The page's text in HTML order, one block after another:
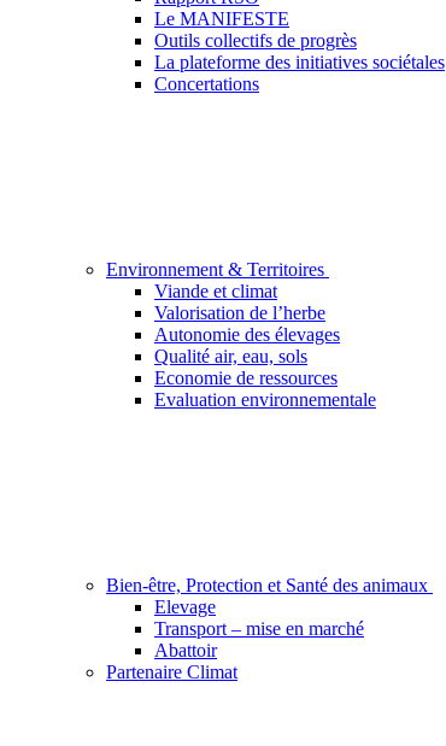
Le MANIFESTE
Outils collectifs de progrès
La plateforme des initiatives sociétales
Concertations
Environnement & Territoires
Viande et climat
Valorisation de l’herbe
Autonomie des élevages
Qualité air, eau, sols
Economie de ressources
Evaluation environnementale
Bien-être, Protection et Santé des animaux
Elevage
Transport – mise en marché
Abattoir
Partenaire Climat